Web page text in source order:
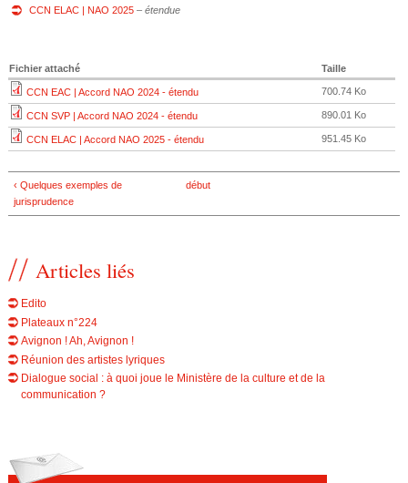
CCN ELAC | NAO 2025– étendue
Fichier attaché Taille
CCN EAC | Accord NAO 2024 - étendu 700.74 Ko
CCN SVP | Accord NAO 2024 - étendu 890.01 Ko
CCN ELAC | Accord NAO 2025 - étendu 951.45 Ko
‹ Quelques exemples de
jurisprudence
début
Articles liés
Edito
Plateaux n°224
Avignon ! Ah, Avignon !
Réunion des artistes lyriques
Dialogue social : à quoi joue le Ministère de la culture et de la
communication ?